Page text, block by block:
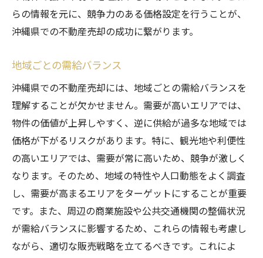
らの情報を元に、競争力のある価格設定を行うことが、
沖縄県での不動産売却の成功に繋がります。
地域ごとの需給バランス
沖縄県での不動産売却には、地域ごとの需給バランスを
理解することが欠かせません。需要が高いエリアでは、
物件の価値が上昇しやすく、逆に供給が過多な地域では
価格が下がるリスクがあります。特に、観光地や利便性
の高いエリアでは、需要が常に高いため、競争が激しく
なります。そのため、地域の特性や人口動態をよく調査
し、需要が高まるエリアをターゲットにすることが重要
です。また、周辺の商業施設や公共交通機関の整備状況
が需給バランスに影響するため、これらの情報も考慮し
ながら、適切な販売戦略を立てるべきです。これによ